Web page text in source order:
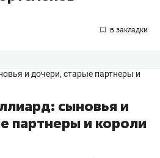
сыновья и
партнеры и короли